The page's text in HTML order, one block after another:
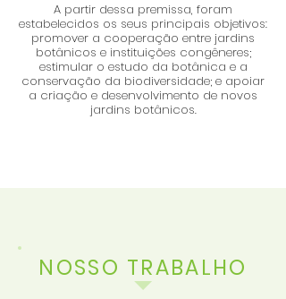
A partir dessa premissa, foram
estabelecidos os seus principais objetivos:
promover a cooperação entre jardins
botânicos e instituições congêneres;
estimular o estudo da botânica e a
conservação da biodiversidade; e apoiar
a criação e desenvolvimento de novos
jardins botânicos.
NOSSO TRABALHO